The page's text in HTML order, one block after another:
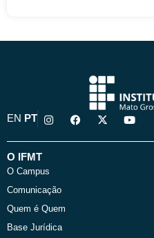
EN PT
I
n
t
r
a
m
F
a
e
X
-
w
Y
o
t
O IFMT
O Campus
Comunicação
Quem é Quem
Base Jurídica